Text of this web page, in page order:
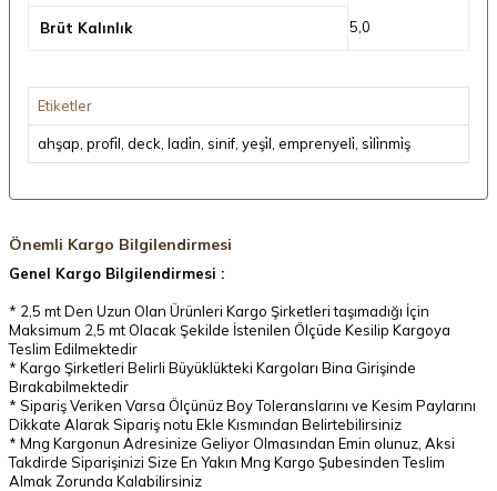
Brüt Kalınlık 5,0
Etiketler
ahşap profi̇l deck ladi̇n sinif yeşi̇l emprenyeli̇ si̇li̇nmi̇ş
Önemli Kargo Bilgilendirmesi
Genel Kargo Bilgilendirmesi :
* 2,5 mt Den Uzun Olan Ürünleri Kargo Şirketleri taşımadığı İçin
Maksimum 2,5 mt Olacak Şekilde İstenilen Ölçüde Kesilip Kargoya
Teslim Edilmektedir
* Kargo Şirketleri Belirli Büyüklükteki Kargoları Bina Girişinde
Bırakabilmektedir
* Sipariş Veriken Varsa Ölçünüz Boy Toleranslarını ve Kesim Paylarını
Dikkate Alarak Sipariş notu Ekle Kısmından Belirtebilirsiniz
* Mng Kargonun Adresinize Geliyor Olmasından Emin olunuz, Aksi
Takdirde Siparişinizi Size En Yakın Mng Kargo Şubesinden Teslim
Almak Zorunda Kalabilirsiniz